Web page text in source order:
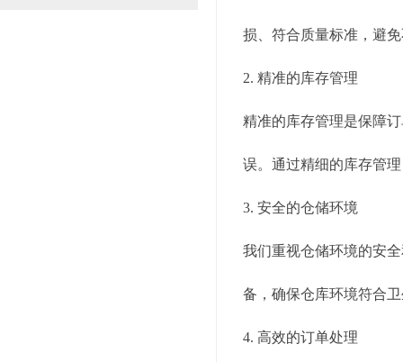
损、符合质量标准，避
2. 精准的库存管理
精准的库存管理是保障
误。通过精细的库存管
3. 安全的仓储环境
我们重视仓储环境的安
备，确保仓库环境符合
4. 高效的订单处理